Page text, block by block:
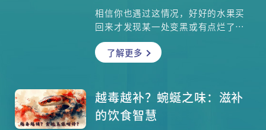
相信你也遇过这情况，好好的水果买
回来才发现某一处变黑或有点烂了，
那一刻你会犹豫：究竟它还能不能
吃？吃了会否吃坏肚子，甚至吃下了
仍可以吃，并且会教你水果保持新鲜
的方法。
了解更多
越毒越补？蜿蜒之味：滋补
的饮食智慧